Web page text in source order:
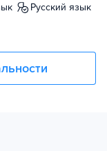
русский язык